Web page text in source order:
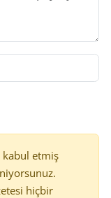
kabul etmiş
hiçbir